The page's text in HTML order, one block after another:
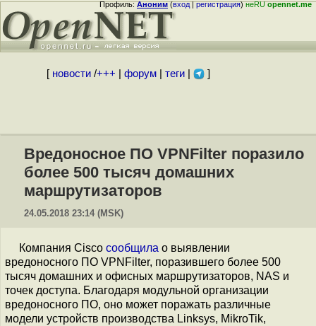
Профиль:Аноним(вход|регистрация)неRUopennet.me
[ новости/+++ форум| теги| ]
Вредоносное ПО VPNFilter поразило
более 500 тысяч домашних
маршрутизаторов
24.05.2018 23:14 (MSK)
Компания Cisco сообщила о выявлении
вредоносного ПО VPNFilter, поразившего более 500
тысяч домашних и офисных маршрутизаторов, NAS и
точек доступа. Благодаря модульной организации
вредоносного ПО, оно может поражать различные
модели устройств производства Linksys, MikroTik,